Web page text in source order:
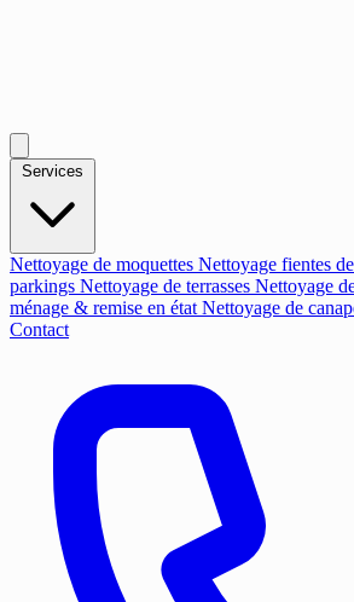
Nettoyage de moquettes Nettoyage fientes
parkings Nettoyage de terrasses Nettoyage
ménage & remise en état Nettoyage de
Contact